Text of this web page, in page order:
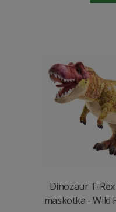
Dinozaur T-
maskotka - Wild